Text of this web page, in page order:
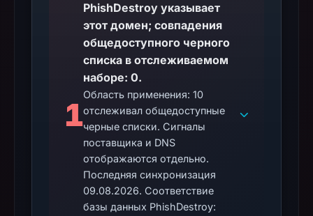
1
PhishDestroy указывает
этот домен; совпадения
общедоступного черного
списка в отслеживаемом
наборе: 0.
Область применения: 10
отслеживал общедоступные
черные списки. Сигналы
поставщика и DNS
отображаются отдельно.
Последняя синхронизация
09.08.2026. Соответствие
базы данных PhishDestroy: